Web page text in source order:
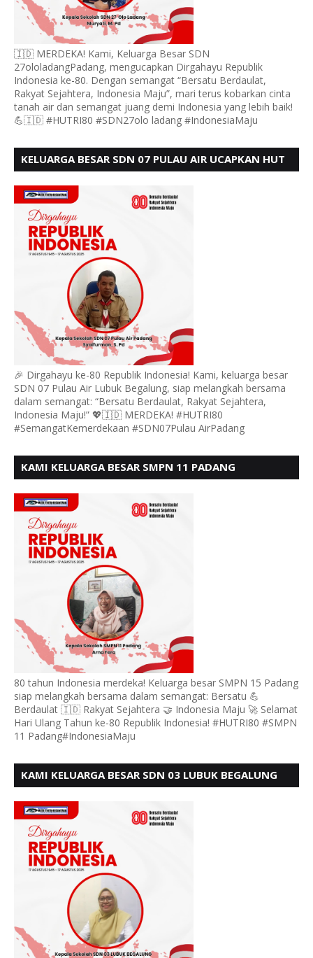
🇮🇩 MERDEKA! Kami, Keluarga Besar SDN
27ololadangPadang, mengucapkan Dirgahayu Republik
Indonesia ke-80. Dengan semangat “Bersatu Berdaulat,
Rakyat Sejahtera, Indonesia Maju”, mari terus kobarkan cinta
tanah air dan semangat juang demi Indonesia yang lebih baik!
💪🇮🇩 #HUTRI80 #SDN27olo ladang #IndonesiaMaju
KELUARGA BESAR SDN 07 PULAU AIR UCAPKAN HUT
🎉 Dirgahayu ke-80 Republik Indonesia! Kami, keluarga besar
SDN 07 Pulau Air Lubuk Begalung, siap melangkah bersama
dalam semangat: “Bersatu Berdaulat, Rakyat Sejahtera,
Indonesia Maju!” 💖🇮🇩 MERDEKA! #HUTRI80
#SemangatKemerdekaan #SDN07Pulau AirPadang
KAMI KELUARGA BESAR SMPN 11 PADANG
BERDAULAT
80 tahun Indonesia merdeka! Keluarga besar SMPN 15 Padang
siap melangkah bersama dalam semangat: Bersatu 💪
Berdaulat 🇮🇩 Rakyat Sejahtera 🤝 Indonesia Maju 🚀 Selamat
Hari Ulang Tahun ke-80 Republik Indonesia! #HUTRI80 #SMPN
11 Padang#IndonesiaMaju
KAMI KELUARGA BESAR SDN 03 LUBUK BEGALUNG